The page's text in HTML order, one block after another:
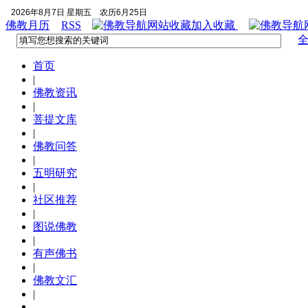
2026年8月7日 星期五 农历6月25日
佛教月历 RSS 加入收藏
首页
|
佛教资讯
|
菩提文库
|
佛教问答
|
五明研究
|
社区推荐
|
图说佛教
|
有声佛书
|
佛教文汇
|